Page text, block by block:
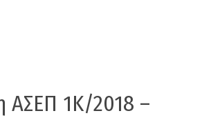
ΑΣΕΠ 1Κ/2018 –